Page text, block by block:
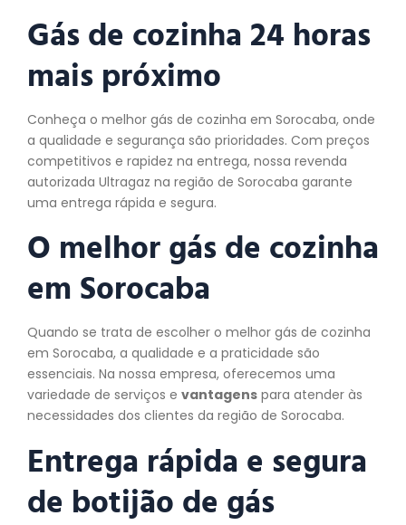
Gás de cozinha 24 horas
mais próximo
Conheça o melhor gás de cozinha em Sorocaba, onde
a qualidade e segurança são prioridades. Com preços
competitivos e rapidez na entrega, nossa revenda
autorizada Ultragaz na região de Sorocaba garante
uma entrega rápida e segura.
O melhor gás de cozinha
em Sorocaba
Quando se trata de escolher o melhor gás de cozinha
em Sorocaba, a qualidade e a praticidade são
essenciais. Na nossa empresa, oferecemos uma
variedade de serviços e vantagens para atender às
necessidades dos clientes da região de Sorocaba.
Entrega rápida e segura
de botijão de gás